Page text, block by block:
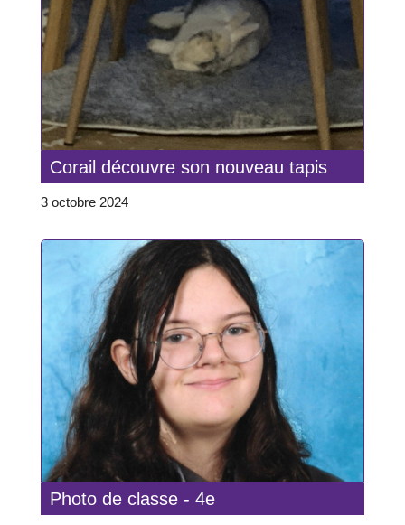
Corail découvre son nouveau tapis
3 octobre 2024
Photo de classe - 4e